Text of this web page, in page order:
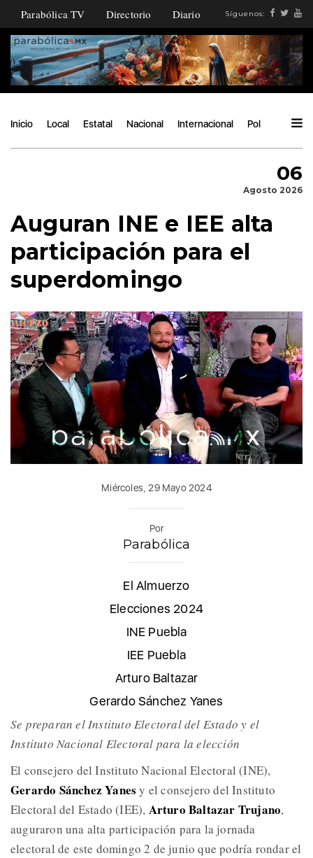
Parabólica TV Directorio Diario Síguenos:
Inicio Local Estatal Nacional Internacional Política
06
Agosto 2026
Auguran INE e IEE alta
participación para el
superdomingo
Miércoles, 29 Mayo 2024
Por
Parabólica
El Almuerzo
Elecciones 2024
INE Puebla
IEE Puebla
Arturo Baltazar
Gerardo Sánchez Yanes
Se preparan el Instituto Electoral del Estado y el
Instituto Nacional Electoral para la elección
El consejero del Instituto Nacional Electoral (INE),
Gerardo Sánchez Yanes y el consejero del Instituto
Electoral del Estado (IEE), Arturo Baltazar Trujano,
auguraron una alta participación para la jornada
electoral de este domingo 2 de junio que podría rondar el